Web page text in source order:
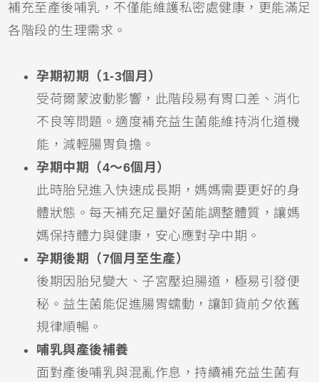
補充至產後哺乳，不僅能維護私密處健康，更能滿足
各階段的生理需求。
孕期初期（1-3個月）
受荷爾蒙波動影響，此階段易有胃口差、消化
不良等問題。適度補充益生菌能維持消化道機
能，減輕腸胃負擔。
孕期中期（4～6個月）
此時胎兒進入快速成長期，媽媽需要更好的身
體狀態。每天補充足量好菌能調整體質，讓媽
媽保持體力與健康，安心應對孕中期。
孕期後期（7個月至生產）
後期因胎兒變大、子宮壓迫腸道，極易引發便
秘。益生菌能促進腸胃蠕動，讓卸貨前夕依舊
規律順暢。
哺乳與產後補養
面對產後哺乳與混亂作息，持續補充益生菌有